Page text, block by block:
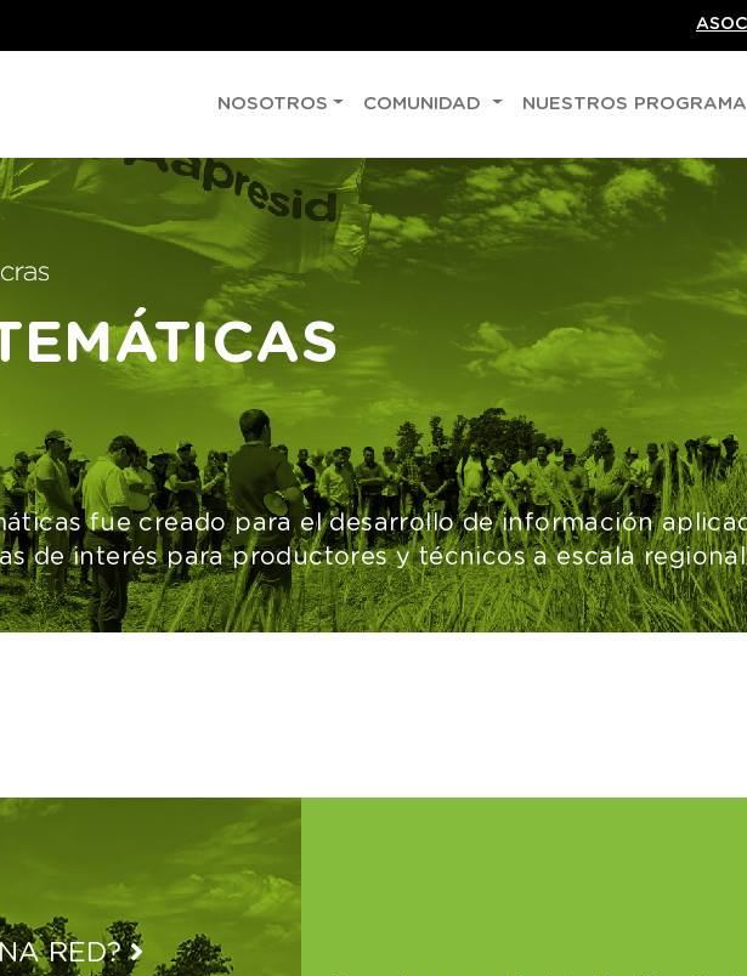
NOSOTROS COMUNIDAD NUESTROS
fue creado para el desarrollo de información
de interés para productores y técnicos a escala
RED?